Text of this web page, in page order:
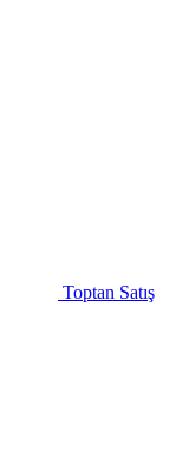
Toptan Satış